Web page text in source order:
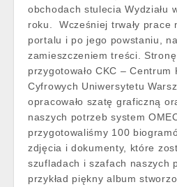
obchodach stulecia Wydziału
roku. Wcześniej trwały prace
portalu i po jego powstaniu,
zamieszczeniem treści.
przygotowało CKC – Centrum
Cyfrowych Uniwersytetu
opracowało szatę graficzną
naszych potrzeb system
przygotowaliśmy 100
zdjęcia i dokumenty, które
szufladach i szafach naszych
przykład piękny album